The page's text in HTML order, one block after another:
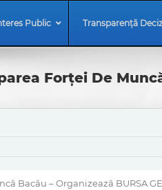
Public Transparență
Forței De
– Organizează BURSA